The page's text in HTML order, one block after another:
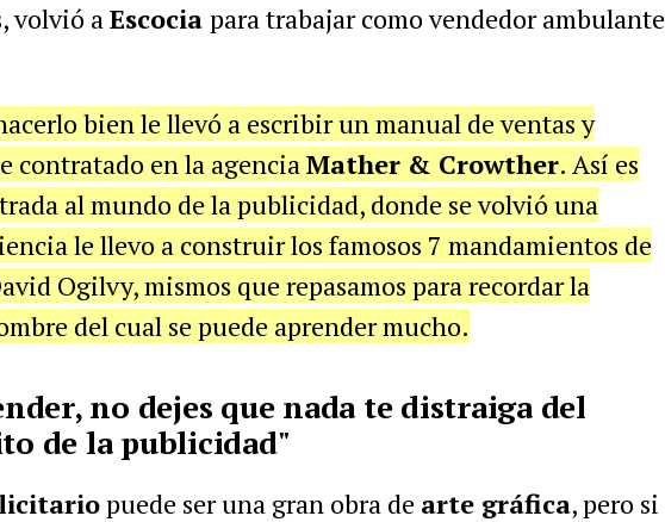
volvió aEscocia para trabajar como vendedor ambulante
bien le llevó a escribir un manual de ventas y
contratado en la agenciaMather & Crowther. Así es
al mundo de la publicidad, donde se volvió una
le llevo a construir los famosos 7 mandamientos de
Ogilvy, mismos que repasamos para recordar la
del cual se puede aprender mucho.
no dejes que nada te distraiga del
de la publicidad"
puede ser una gran obra de arte gráfica, pero si